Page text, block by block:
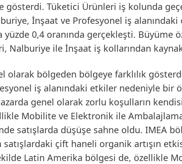
Tüketici Ürünleri iş kolunda
İnşaat ve Profesyonel iş
yüzde 0,4 oranında gerçekleşti. Büyüme
Nalburiye ile İnşaat iş kollarından
olarak bölgeden bölgeye farklılık
iş alanındaki etkiler nedeniyle bir
genel olarak zorlu koşulların
Mobilite ve Elektronik ile
satışlarda düşüşe sahne oldu. IMEA
çift haneli organik artışın
Latin Amerika bölgesi de, özellikle